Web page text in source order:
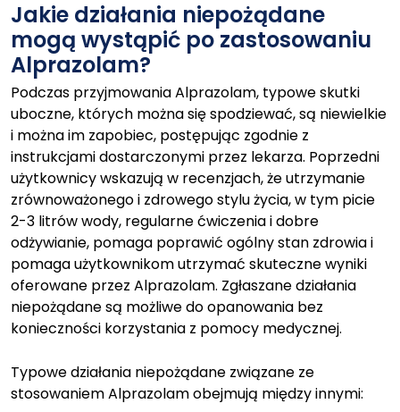
Jakie działania niepożądane
mogą wystąpić po zastosowaniu
Alprazolam?
Podczas przyjmowania Alprazolam, typowe skutki
uboczne, których można się spodziewać, są niewielkie
i można im zapobiec, postępując zgodnie z
instrukcjami dostarczonymi przez lekarza. Poprzedni
użytkownicy wskazują w recenzjach, że utrzymanie
zrównoważonego i zdrowego stylu życia, w tym picie
2-3 litrów wody, regularne ćwiczenia i dobre
odżywianie, pomaga poprawić ogólny stan zdrowia i
pomaga użytkownikom utrzymać skuteczne wyniki
oferowane przez Alprazolam. Zgłaszane działania
niepożądane są możliwe do opanowania bez
konieczności korzystania z pomocy medycznej.
Typowe działania niepożądane związane ze
stosowaniem Alprazolam obejmują między innymi: